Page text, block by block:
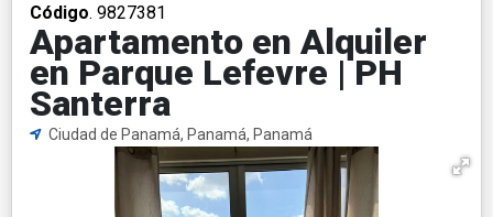
Código. 9827381
Apartamento en Alquiler
en Parque Lefevre | PH
Santerra
Ciudad de Panamá, Panamá, Panamá